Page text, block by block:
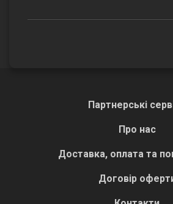
Партнерські
Про нас
Доставка, оплата та
Договір